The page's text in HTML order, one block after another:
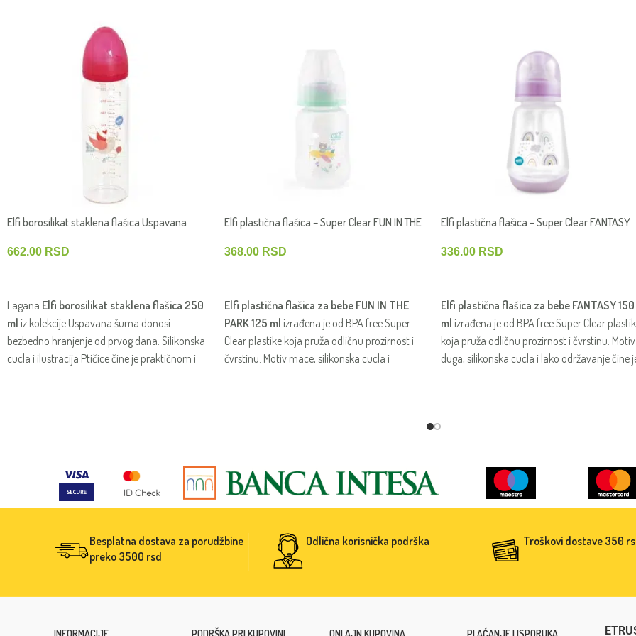
Elfi borosilikat staklena flašica Uspavana
662.00 RSD
Lagana Elfi borosilikat staklena flašica 250
ml iz kolekcije Uspavana šuma donosi
bezbedno hranjenje od prvog dana. Silikonska
cucla i ilustracija Ptičice čine je praktičnom i
Elfi plastična flašica – Super Clear FUN IN THE
368.00 RSD
Elfi plastična flašica za bebe FUN IN THE
PARK 125 ml izrađena je od BPA free Super
Clear plastike koja pruža odličnu prozirnost i
čvrstinu. Motiv mace, silikonska cucla i
Elfi plastična flašica – Super Clear FANTASY
336.00 RSD
Elfi plastična flašica za bebe FANTASY 150
ml izrađena je od BPA free Super Clear
koja pruža odličnu prozirnost i čvrstinu. Motiv
duga, silikonska cucla i lako održavanje čine
Besplatna dostava za porudžbine
preko 3500 rsd
Odlična korisnička podrška Troškovi dostave 350
INFORMACIJE PODRŠKA PRI KUPOVINI ONLAJN KUPOVINA PLAĆANJE I ISPORUKA